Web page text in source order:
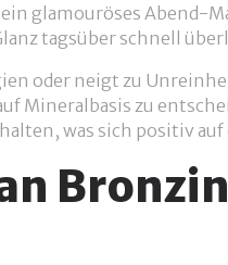
glamouröses Abend-
tagsüber schnell
oder neigt zu
Mineralbasis zu
was sich positiv